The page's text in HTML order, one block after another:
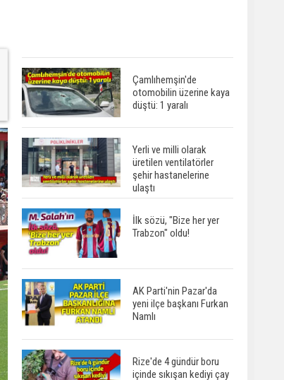
Çamlıhemşin'de
otomobilin üzerine kaya
düştü: 1 yaralı
Yerli ve milli olarak
üretilen ventilatörler
şehir hastanelerine
ulaştı
İlk sözü, "Bize her yer
Trabzon" oldu!
AK Parti'nin Pazar'da
yeni ilçe başkanı Furkan
Namlı
Rize'de 4 gündür boru
içinde sıkışan kediyi çay